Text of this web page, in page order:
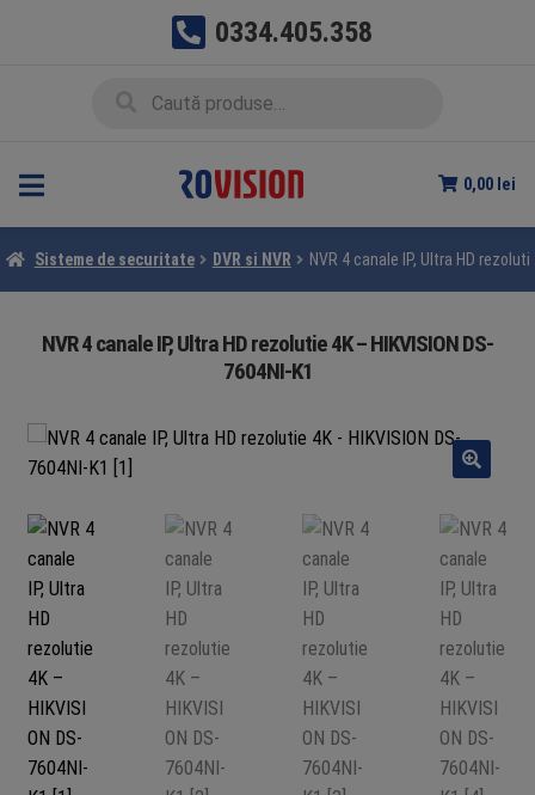
0334.405.358
0,00 lei
Sisteme de securitate DVR si NVR NVR 4 canale IP, Ultra HD
NVR 4 canale IP, Ultra HD rezolutie 4K – HIKVISION DS-
7604NI-K1